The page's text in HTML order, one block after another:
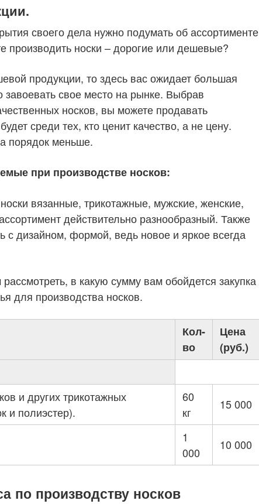
своего дела нужно подумать об ассортименте
производить носки – дорогие или дешевые?
продукции, то здесь вас ожидает большая
завоевать свое место на рынке. Выбрав
носков, вы можете продавать
среди тех, кто ценит качество, а не цену.
порядок меньше.
при производстве носков:
вязанные, трикотажные, мужские, женские,
действительно разнообразный. Также
с дизайном, формой, ведь новое и яркое всегда
в какую сумму вам обойдется закупка
для производства носков.
Кол-
во
Цена
(руб.)
и других трикотажных
и полиэстер).
60
кг
15 000
1
000
10 000
по производству носков